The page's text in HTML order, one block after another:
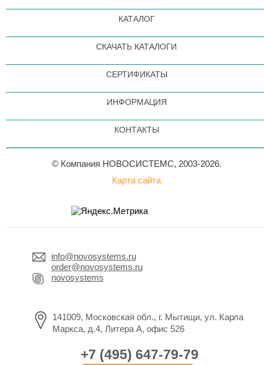
КАТАЛОГ
СКАЧАТЬ КАТАЛОГИ
СЕРТИФИКАТЫ
ИНФОРМАЦИЯ
КОНТАКТЫ
© Компания НОВОСИСТЕМС, 2003-2026.
Карта сайта
info@novosystems.ru
order@novosystems.ru
novosystems
141009, Московская обл., г. Мытищи, ул. Карла
Маркса, д.4, Литера А, офис 526
+7 (495) 647-79-79